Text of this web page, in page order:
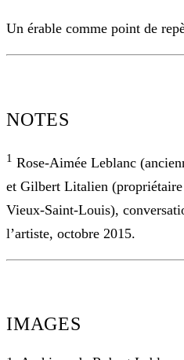
Un érable comme point de
NOTES
1 Rose-Aimée Leblanc
et Gilbert Litalien (propriétaire
Vieux-Saint-Louis),
l’artiste, octobre 2015.
IMAGES